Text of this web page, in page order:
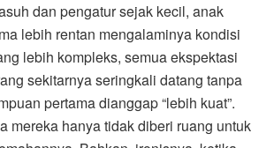
dan pengatur sejak kecil, anak
lebih rentan mengalaminya kondisi
lebih kompleks, semua ekspektasi
sekitarnya seringkali datang tanpa
pertama dianggap “lebih kuat”.
mereka hanya tidak diberi ruang untuk